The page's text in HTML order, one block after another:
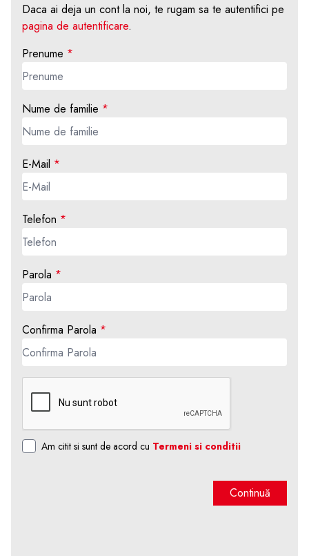
Daca ai deja un cont la noi, te rugam sa te autentifici pe
pagina de autentificare.
Prenume
Nume de familie
E-Mail
Telefon
Parola
Confirma Parola
Am citit si sunt de acord cu Termeni si conditii
Continuă